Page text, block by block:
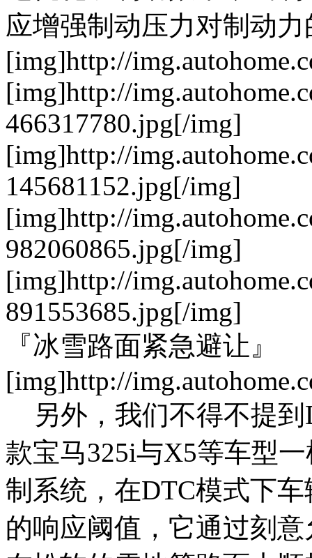
应增强制动压力对制动
[img]http://
[img]http://
466317780.jpg[/img]
[img]http://
145681152.jpg[/img]
[img]http://
982060865.jpg[/img]
[img]http://
891553685.jpg[/img]
『冰雪路面紧急避让』
[img]http://
另外，我们不得不提到
款宝马325i与X5等车型
制系统，在DTC模式下
的响应阈值，它通过刻